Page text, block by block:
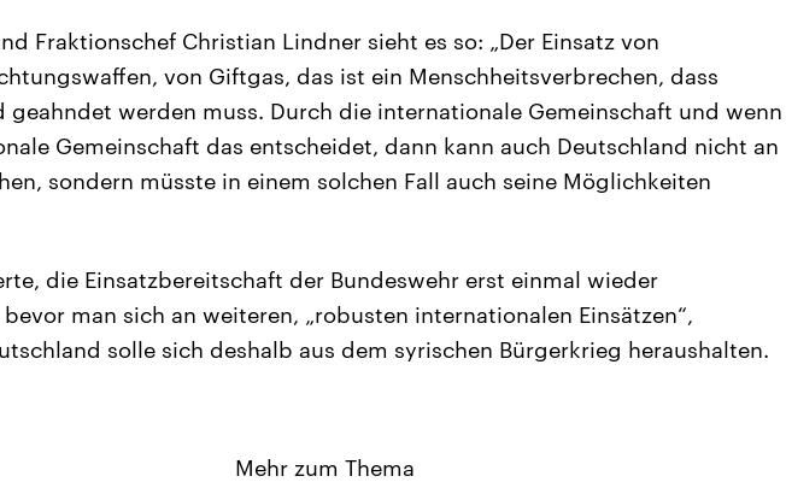
Fraktionschef Christian Lindner sieht es so: „Der Einsatz von
von Giftgas, das ist ein Menschheitsverbrechen, dass
geahndet werden muss. Durch die internationale Gemeinschaft und wenn
Gemeinschaft das entscheidet, dann kann auch Deutschland nicht an
sondern müsste in einem solchen Fall auch seine Möglichkeiten
die Einsatzbereitschaft der Bundeswehr erst einmal wieder
man sich an weiteren, „robusten internationalen Einsätzen“,
solle sich deshalb aus dem syrischen Bürgerkrieg heraushalten.
Mehr zum Thema